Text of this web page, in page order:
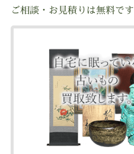
ご相談・お見積りは無料です